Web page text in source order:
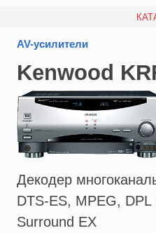
AV-усилители
Kenwood
Декодер
DTS-ES, MPEG,
Surround EX